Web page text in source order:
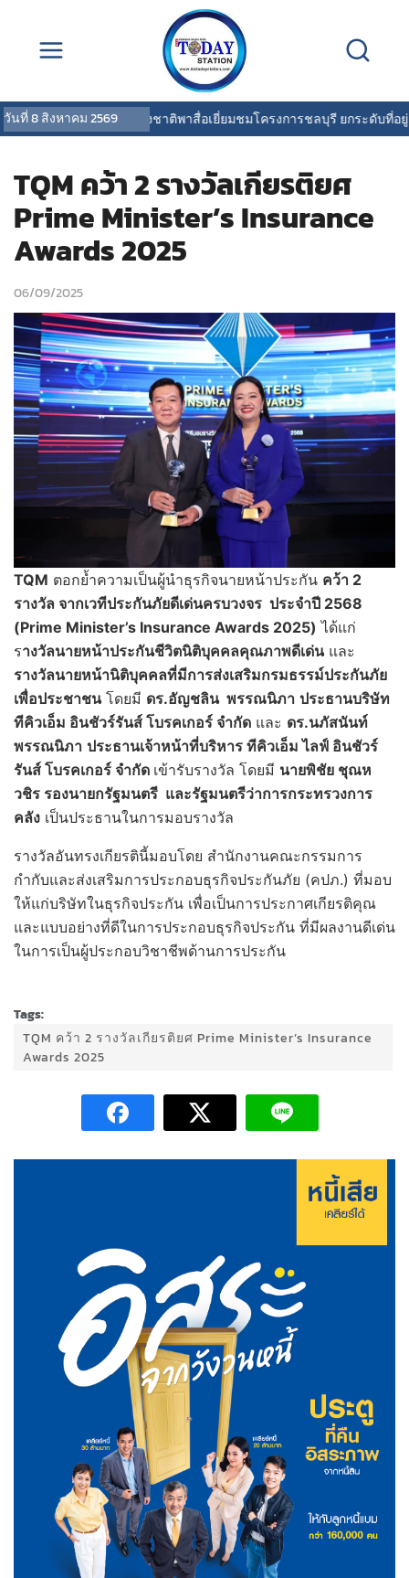
วันที่8 สิงหาคม 2569
การเคหะแห่งชาติพาสื่อเยี่ยมชมโครงการชลบุรี ยกระดับที่อยู่อา
TQM คว้า 2 รางวัลเกียรติยศ
Prime Minister’s Insurance
Awards 2025
06/09/2025
TQM ตอกย้ำความเป็นผู้นำธุรกิจนายหน้าประกัน คว้า 2
รางวัล จากเวทีประกันภัยดีเด่นครบวงจร ประจำปี 2568
(Prime Minister’s Insurance Awards 2025) ได้แก่
รางวัลนายหน้าประกันชีวิตนิติบุคคลคุณภาพดีเด่นและ
รางวัลนายหน้านิติบุคคลที่มีการส่งเสริมกรมธรรม์ประกันภัย
เพื่อประชาชนโดยมี ดร.อัญชลิน พรรณนิภา ประธานบริษัท
ทีคิวเอ็ม อินชัวร์รันส์ โบรคเกอร์ จำกัด และ ดร.นภัสนันท์
พรรณนิภา ประธานเจ้าหน้าที่บริหาร ทีคิวเอ็ม ไลฟ์ อินชัวร์
รันส์ โบรคเกอร์ จำกัด เข้ารับรางวัล โดยมี นายพิชัย ชุณห
วชิร รองนายกรัฐมนตรี และรัฐมนตรีว่าการกระทรวงการ
คลัง เป็นประธานในการมอบรางวัล
รางวัลอันทรงเกียรตินี้มอบโดย สำนักงานคณะกรรมการ
กำกับและส่งเสริมการประกอบธุรกิจประกันภัย (คปภ.) ที่มอบ
ให้แก่บริษัทในธุรกิจประกัน เพื่อเป็นการประกาศเกียรติคุณ
และแบบอย่างที่ดีในการประกอบธุรกิจประกัน ที่มีผลงานดีเด่น
ในการเป็นผู้ประกอบวิชาชีพด้านการประกัน
Tags:
TQM คว้า 2 รางวัลเกียรติยศ Prime Minister’s Insurance
Awards 2025